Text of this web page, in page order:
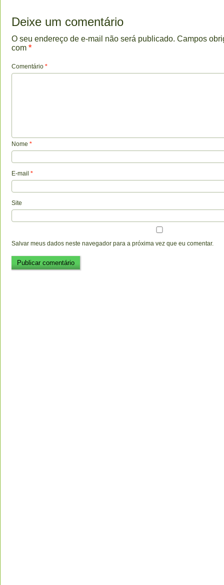
Deixe um comentário
O seu endereço de e-mail não será publicado. Campos
com *
Comentário *
Nome *
E-mail *
Site
Salvar meus dados neste navegador para a próxima vez que eu comentar.